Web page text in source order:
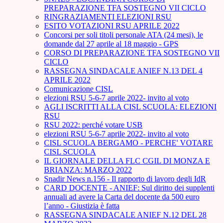
PREPARAZIONE TFA SOSTEGNO VII CICLO
RINGRAZIAMENTI ELEZIONI RSU
ESITO VOTAZIONI RSU APRILE 2022
Concorsi per soli titoli personale ATA (24 mesi), le
domande dal 27 aprile al 18 maggio - GPS
CORSO DI PREPARAZIONE TFA SOSTEGNO VII
CICLO
RASSEGNA SINDACALE ANIEF N.13 DEL 4
APRILE 2022
Comunicazione CISL
elezioni RSU 5-6-7 aprile 2022- invito al voto
AGLI ISCRITTI ALLA CISL SCUOLA: ELEZIONI
RSU
RSU 2022: perché votare USB
elezioni RSU 5-6-7 aprile 2022- invito al voto
CISL SCUOLA BERGAMO - PERCHE' VOTARE
CISL SCUOLA
IL GIORNALE DELLA FLC CGIL DI MONZA E
BRIANZA: MARZO 2022
Snadir News n.156 - Il rapporto di lavoro degli IdR
CARD DOCENTE - ANIEF: Sul diritto dei supplenti
annuali ad avere la Carta del docente da 500 euro
l’anno - Giustizia è fatta
RASSEGNA SINDACALE ANIEF N.12 DEL 28